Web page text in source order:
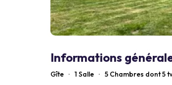
Informations
Gîte · 1 Salle · 5 Chambres dont 5